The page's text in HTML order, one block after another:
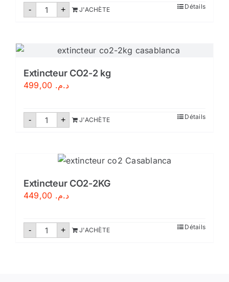
- quantité
+ J'ACHÈTE Détails
Extincteur CO2-2 kg
د.م.
- quantité
+ J'ACHÈTE Détails
Extincteur CO2-2KG
د.م.
- quantité
+ J'ACHÈTE Détails